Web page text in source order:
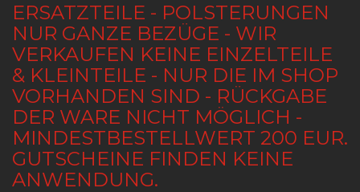
ERSATZTEILE - POLSTERUNGEN
NUR GANZE BEZÜGE - WIR
VERKAUFEN KEINE EINZELTEILE
& KLEINTEILE - NUR DIE IM SHOP
VORHANDEN SIND - RÜCKGABE
DER WARE NICHT MÖGLICH -
MINDESTBESTELLWERT 200 EUR.
GUTSCHEINE FINDEN KEINE
ANWENDUNG.